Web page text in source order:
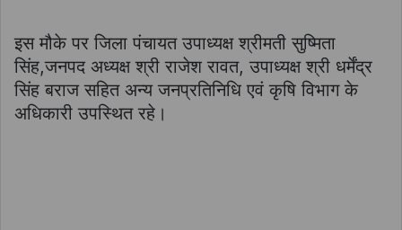
इस मौके पर जिला पंचायत उपाध्यक्ष श्रीमती सुष्मिता
सिंह,जनपद अध्यक्ष श्री राजेश रावत, उपाध्यक्ष श्री धर्मेंद्र
सिंह बराज सहित अन्य जनप्रतिनिधि एवं कृषि विभाग के
अधिकारी उपस्थित रहे।